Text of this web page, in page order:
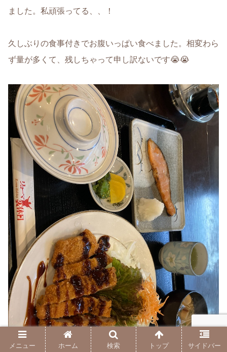
ました。私頑張ってる、、！
久しぶりの食事付きでお腹いっぱい食べました。相変わら
ず量が多くて、残しちゃって申し訳ないです😭😭
メニュー ホーム 検索 トップ サイドバー